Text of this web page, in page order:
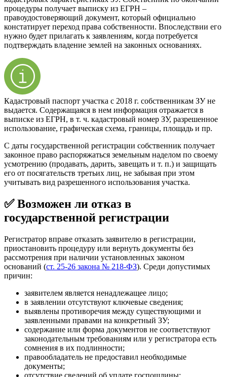
процедуры получает выписку из ЕГРН –
правоудостоверяющий документ, который официально
констатирует переход права собственности. Впоследствии его
нужно будет прилагать к заявлениям, когда потребуется
подтверждать владение землей на законных основаниях.
Кадастровый паспорт участка с 2018 г. собственникам ЗУ не
выдается. Содержащаяся в нем информация отражается в
выписке из ЕГРН, в т. ч. кадастровый номер ЗУ, разрешенное
использование, графическая схема, границы, площадь и пр.
С даты государственной регистрации собственник получает
законное право распоряжаться земельным наделом по своему
усмотрению (продавать, дарить, завещать и т. п.) и защищать
его от посягательств третьих лиц, не забывая при этом
учитывать вид разрешенного использования участка.
✅ Возможен ли отказ в
государственной регистрации
Регистратор вправе отказать заявителю в регистрации,
приостановить процедуру или вернуть документы без
рассмотрения при наличии установленных законом
оснований (ст. 25-26 закона № 218-ФЗ). Среди допустимых
причин:
заявителем является ненадлежащее лицо;
в заявлении отсутствуют ключевые сведения;
выявлены противоречия между существующими и
заявленными правами на конкретный ЗУ;
содержание или форма документов не соответствуют
законодательным требованиям или у регистратора есть
сомнения в их подлинности;
правообладатель не предоставил необходимые
документы;
отсутствие сведений об уплате госпошлины;